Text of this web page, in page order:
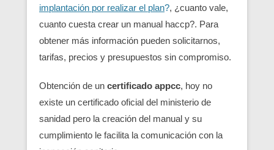
implantación por realizar el plan?, ¿cuanto vale,
cuanto cuesta crear un manual haccp?. Para
obtener más información pueden solicitarnos,
tarifas, precios y presupuestos sin compromiso.
Obtención de un certificado appcc, hoy no
existe un certificado oficial del ministerio de
sanidad pero la creación del manual y su
cumplimiento le facilita la comunicación con la